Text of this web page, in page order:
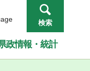
検索
政情報・統計